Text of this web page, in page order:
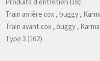
Produits d'entretien (18)
Train arrière cox , buggy ,
Train avant cox , buggy ,
Type 3 (162)